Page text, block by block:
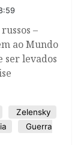
–
ao Mundo
ser levados
Zelensky
Guerra